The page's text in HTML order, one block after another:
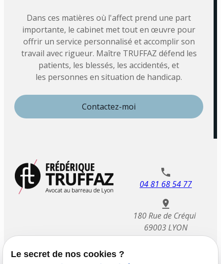
Dans ces matières où l'affect prend une part
importante, le cabinet met tout en œuvre pour
offrir un service personnalisé et accomplir son
travail avec rigueur. Maître TRUFFAZ défend les
patients, les blessés, les accidentés, et
les personnes en situation de handicap.
Contactez-moi
04 81 68 54 77
180 Rue de Créqui
69003 LYON
Le secret de nos cookies ?